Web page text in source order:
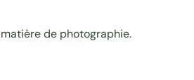
de photographie.